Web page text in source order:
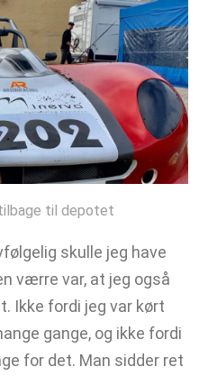
til depotet
skulle jeg have
værre var, at jeg også
Ikke fordi jeg var kørt
gange, og ikke fordi
for det. Man sidder ret